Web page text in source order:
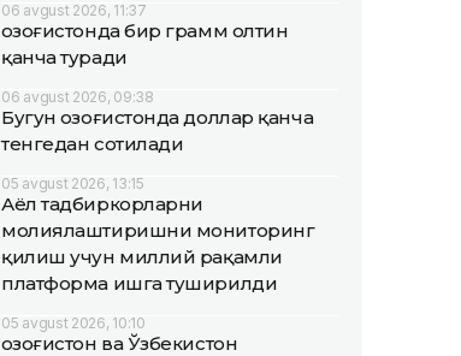
06 avgust 2026, 11:37
Қозоғистонда бир грамм олтин
қанча туради
06 avgust 2026, 09:38
Бугун Қозоғистонда доллар қанча
тенгедан сотилади
05 avgust 2026, 13:15
Аёл тадбиркорларни
молиялаштиришни мониторинг
қилиш учун миллий рақамли
платформа ишга туширилди
05 avgust 2026, 10:10
Қозоғистон ва Ўзбекистон